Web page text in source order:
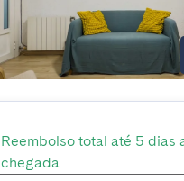
Reembolso total até 5 dias
chegada